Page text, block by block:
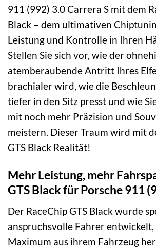
911 (992) 3.0 Carrera S mit dem
Black – dem ultimativen
Leistung und Kontrolle in Ihren
Stellen Sie sich vor, wie der
atemberaubende Antritt Ihres
brachialer wird, wie die
tiefer in den Sitz presst und wie
mit noch mehr Präzision und
meistern. Dieser Traum wird mit
GTS Black Realität!
Mehr Leistung, mehr
GTS Black für Porsche 911
Der RaceChip GTS Black wurde
anspruchsvolle Fahrer entwickelt,
Maximum aus ihrem Fahrzeug